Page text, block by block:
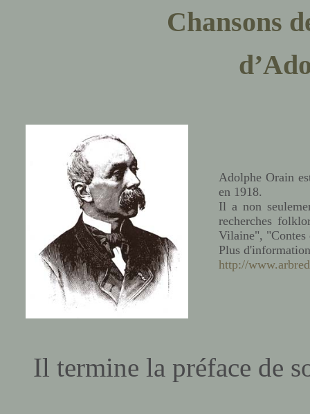
Chansons
Adolphe Orain
en 1918.
Il a non
recherches
Vilaine", "Contes
Plus
http://
Il termine la préface de